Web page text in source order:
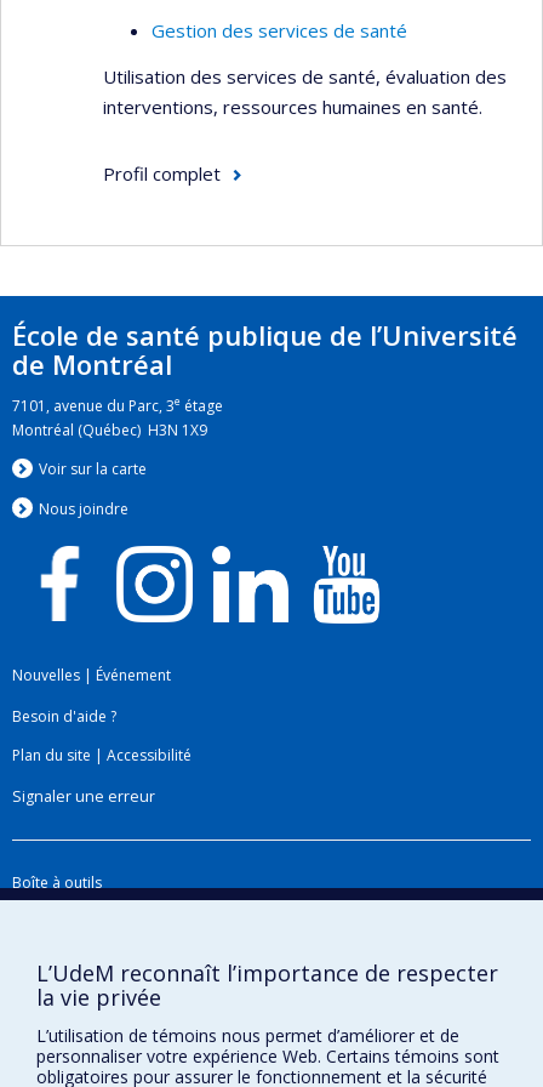
dont le renforcement de ressources humaines et
numérique favorisant l’interaction et les échanges
de compétences entre les ressources humaines,
francophonie.
Gestion des services de santé
Utilisation des services de santé, évaluation des
interventions, ressources humaines en santé.
Profil complet
École de santé publique de l’Université
de Montréal
7101, avenue du Parc, 3e étage
Montréal (Québec) H3N 1X9
Voir sur la carte
Nous joindre
Nouvelles | Événement
Besoin d'aide ?
Plan du site | Accessibilité
Signaler une erreur
Boîte à outils
L’UdeM reconnaît l’importance de respecter
la vie privée
L’utilisation de témoins nous permet d’améliorer et de
personnaliser votre expérience Web. Certains témoins sont
obligatoires pour assurer le fonctionnement et la sécurité